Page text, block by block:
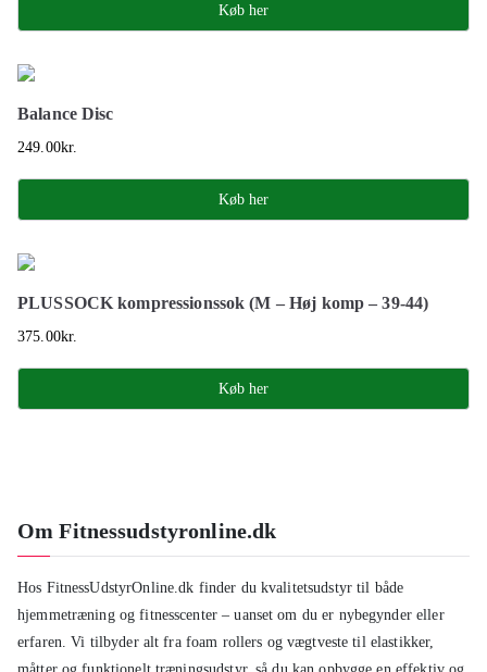
Køb her
Balance Disc
249.00kr.
Køb her
PLUSSOCK kompressionssok (M – Høj komp – 39-44)
375.00kr.
Køb her
Om Fitnessudstyronline.dk
Hos FitnessUdstyrOnline.dk finder du kvalitetsudstyr til både
hjemmetræning og fitnesscenter – uanset om du er nybegynder eller
erfaren. Vi tilbyder alt fra foam rollers og vægtveste til elastikker,